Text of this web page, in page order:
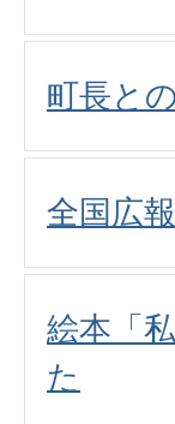
町長と
全国広
絵本「
た